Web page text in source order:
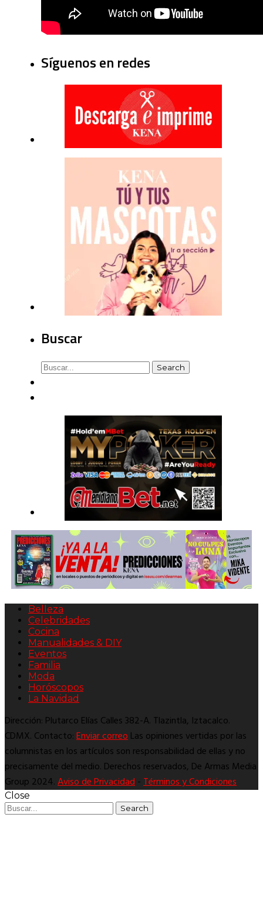
Síguenos en redes
Buscar
Belleza
Celebridades
Cocina
Manualidades & DIY
Eventos
Familia
Moda
Horóscopos
La Navidad
Dirección: Plutarco Elías Calles 382-A. Tlazintla, Iztacalco.
CDMX. Contacto:Enviar correoLas opiniones vertidas por las
columnistas en los artículos son responsabilidad de ellas y no
precisamente del medio. Derechos reservados, De Armas Media
Group 2024.Aviso de Privacidad-Términos y Condiciones
Close